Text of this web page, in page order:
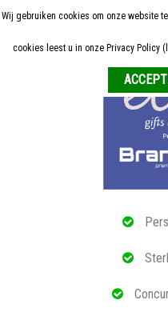
Home
ALLE RELATIEGESCHENKEN
Wij gebruiken cookies om onze website
cookies leest u in onze Privacy Policy